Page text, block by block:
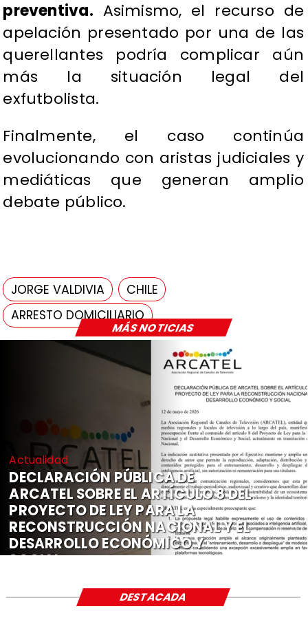
MÁS NOTICIAS
preventiva. Asimismo, el recurso de
apelación presentado por una de las
querellantes podría complicar aún
más la situación legal del
exfutbolista.
Finalmente, el caso continúa
evolucionando con aristas judiciales y
mediáticas que generan amplio
debate público.
JORGE VALDIVIA
CHILE
ARRESTO DOMICILIARIO
Actualidad
DECLARACIÓN PÚBLICA DE
ARCATEL SOBRE EL ARTÍCULO 8 DEL
PROYECTO DE LEY PARA LA
RECONSTRUCCIÓN NACIONAL Y EL
DESARROLLO ECONÓMICO Y
SOCIAL
DESTACADA